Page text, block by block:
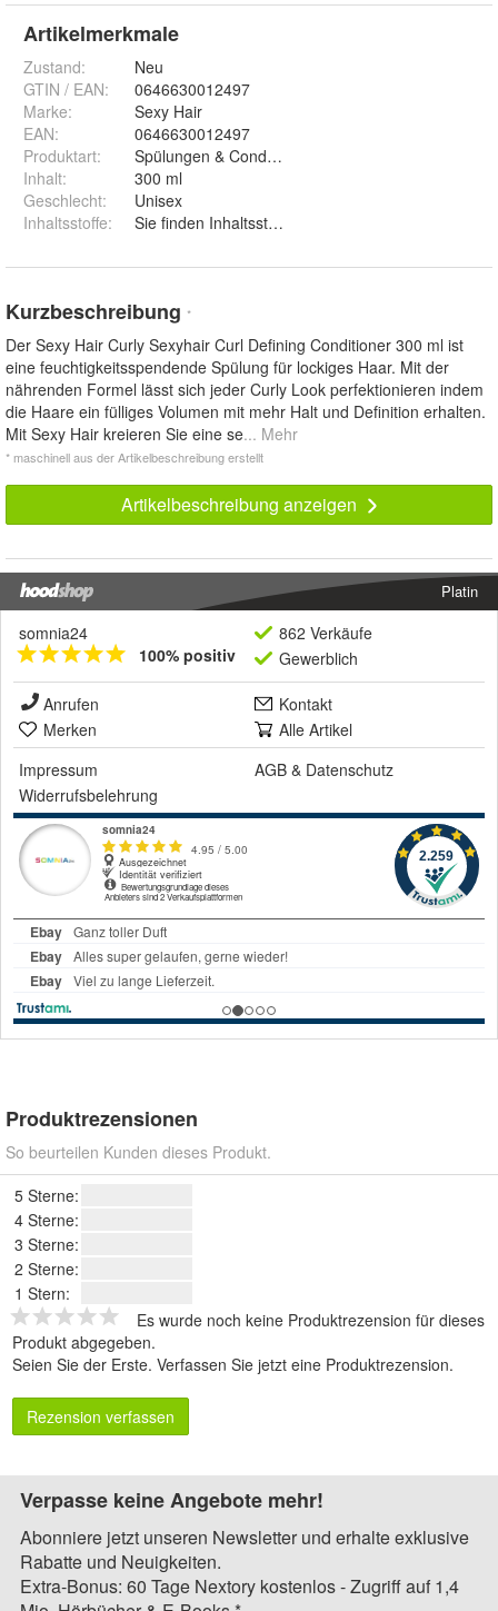
Artikelmerkmale
Zustand:
Neu
GTIN / EAN:
0646630012497
Marke:
Sexy Hair
EAN:
0646630012497
Produktart:
Spülungen & Conditioner
Inhalt:
300 ml
Geschlecht:
Unisex
Inhaltsstoffe: Sie finden Inhaltsstoffangaben auf dem gelieferten
Kurzbeschreibung *
Der Sexy Hair Curly Sexyhair Curl Defining Conditioner 300 ml ist
eine feuchtigkeitsspendende Spülung für lockiges Haar. Mit der
nährenden Formel lässt sich jeder Curly Look perfektionieren indem
die Haare ein fülliges Volumen mit mehr Halt und Definition erhalten.
Mit Sexy Hair kreieren Sie eine se... Mehr
* maschinell aus der Artikelbeschreibung erstellt
Artikelbeschreibung anzeigen
Platin
somnia24
100% positiv
862 Verkäufe
Gewerblich
Anrufen
Kontakt
Merken
Alle Artikel
Impressum
AGB & Datenschutz
Widerrufsbelehrung
Produktrezensionen
So beurteilen Kunden dieses Produkt.
5 Sterne:
4 Sterne:
3 Sterne:
2 Sterne:
1 Stern:
Es wurde noch keine Produktrezension für dieses
Produkt abgegeben.
Seien Sie der Erste. Verfassen Sie jetzt eine Produktrezension.
Rezension verfassen
Verpasse keine Angebote mehr!
Abonniere jetzt unseren Newsletter und erhalte exklusive
Rabatte und Neuigkeiten.
Extra-Bonus: 60 Tage Nextory kostenlos - Zugriff auf 1,4